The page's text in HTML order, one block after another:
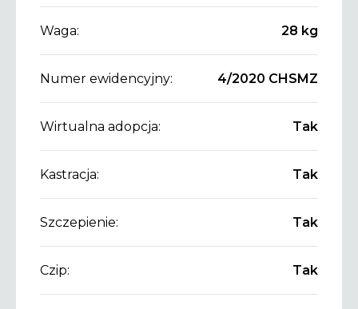
Waga: 28 kg
Numer ewidencyjny: 4/2020 CHSMZ
Wirtualna adopcja: Tak
Kastracja: Tak
Szczepienie: Tak
Czip: Tak